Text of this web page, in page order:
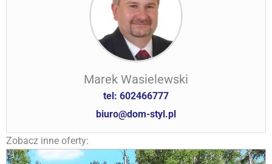
Marek Wasielewski
tel: 602466777
biuro@dom-styl.pl
Zobacz inne oferty: